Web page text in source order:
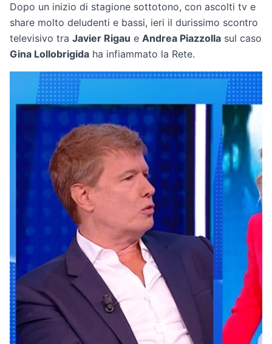
Dopo un inizio di stagione sottotono, con ascolti tv e
share molto deludenti e bassi, ieri il durissimo scontro
televisivo tra Javier Rigau e Andrea Piazzolla sul caso
Gina Lollobrigida ha infiammato la Rete.